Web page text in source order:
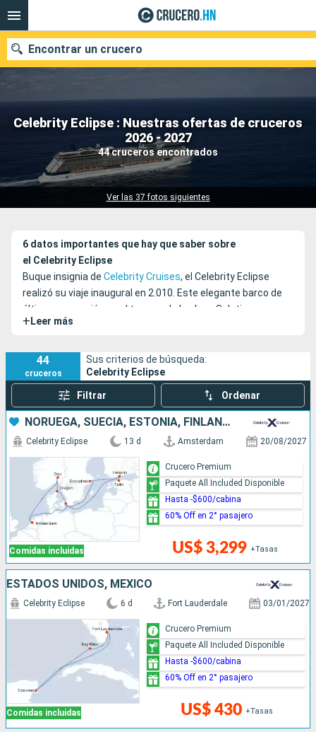
Celebrity Eclipse : Nuestras ofertas de cruceros
2026 - 2027
44 cruceros encontrados
Ver las 37 fotos siguientes
Encontrar un crucero
Nuestros destinos
Fecha de salida
6 datos importantes que hay que saber sobre
el Celebrity Eclipse
Buque insignia de Celebrity Cruises, el Celebrity Eclipse
realizó su viaje inaugural en 2.010. Este elegante barco de
última generación es el tercero de la clase Solstice.
+ Leer más
44
cruceros
Sus criterios de búsqueda:
Celebrity Eclipse
Filtrar Ordenar
NORUEGA, SUECIA, ESTONIA, FINLANDIA, DINAMARCA, PAISES BAJOS
Comidas incluidas
Celebrity Eclipse 13 d Amsterdam 20/08/2027
US$ 3,299 +Tasas
Crucero Premium
Paquete All Included Disponible
Hasta -$600/cabina
60% Off en 2° pasajero
ESTADOS UNIDOS, MÉXICO
Comidas incluidas
Celebrity Eclipse 6 d Fort Lauderdale 03/01/2027
US$ 430 +Tasas
Crucero Premium
Paquete All Included Disponible
Hasta -$600/cabina
60% Off en 2° pasajero